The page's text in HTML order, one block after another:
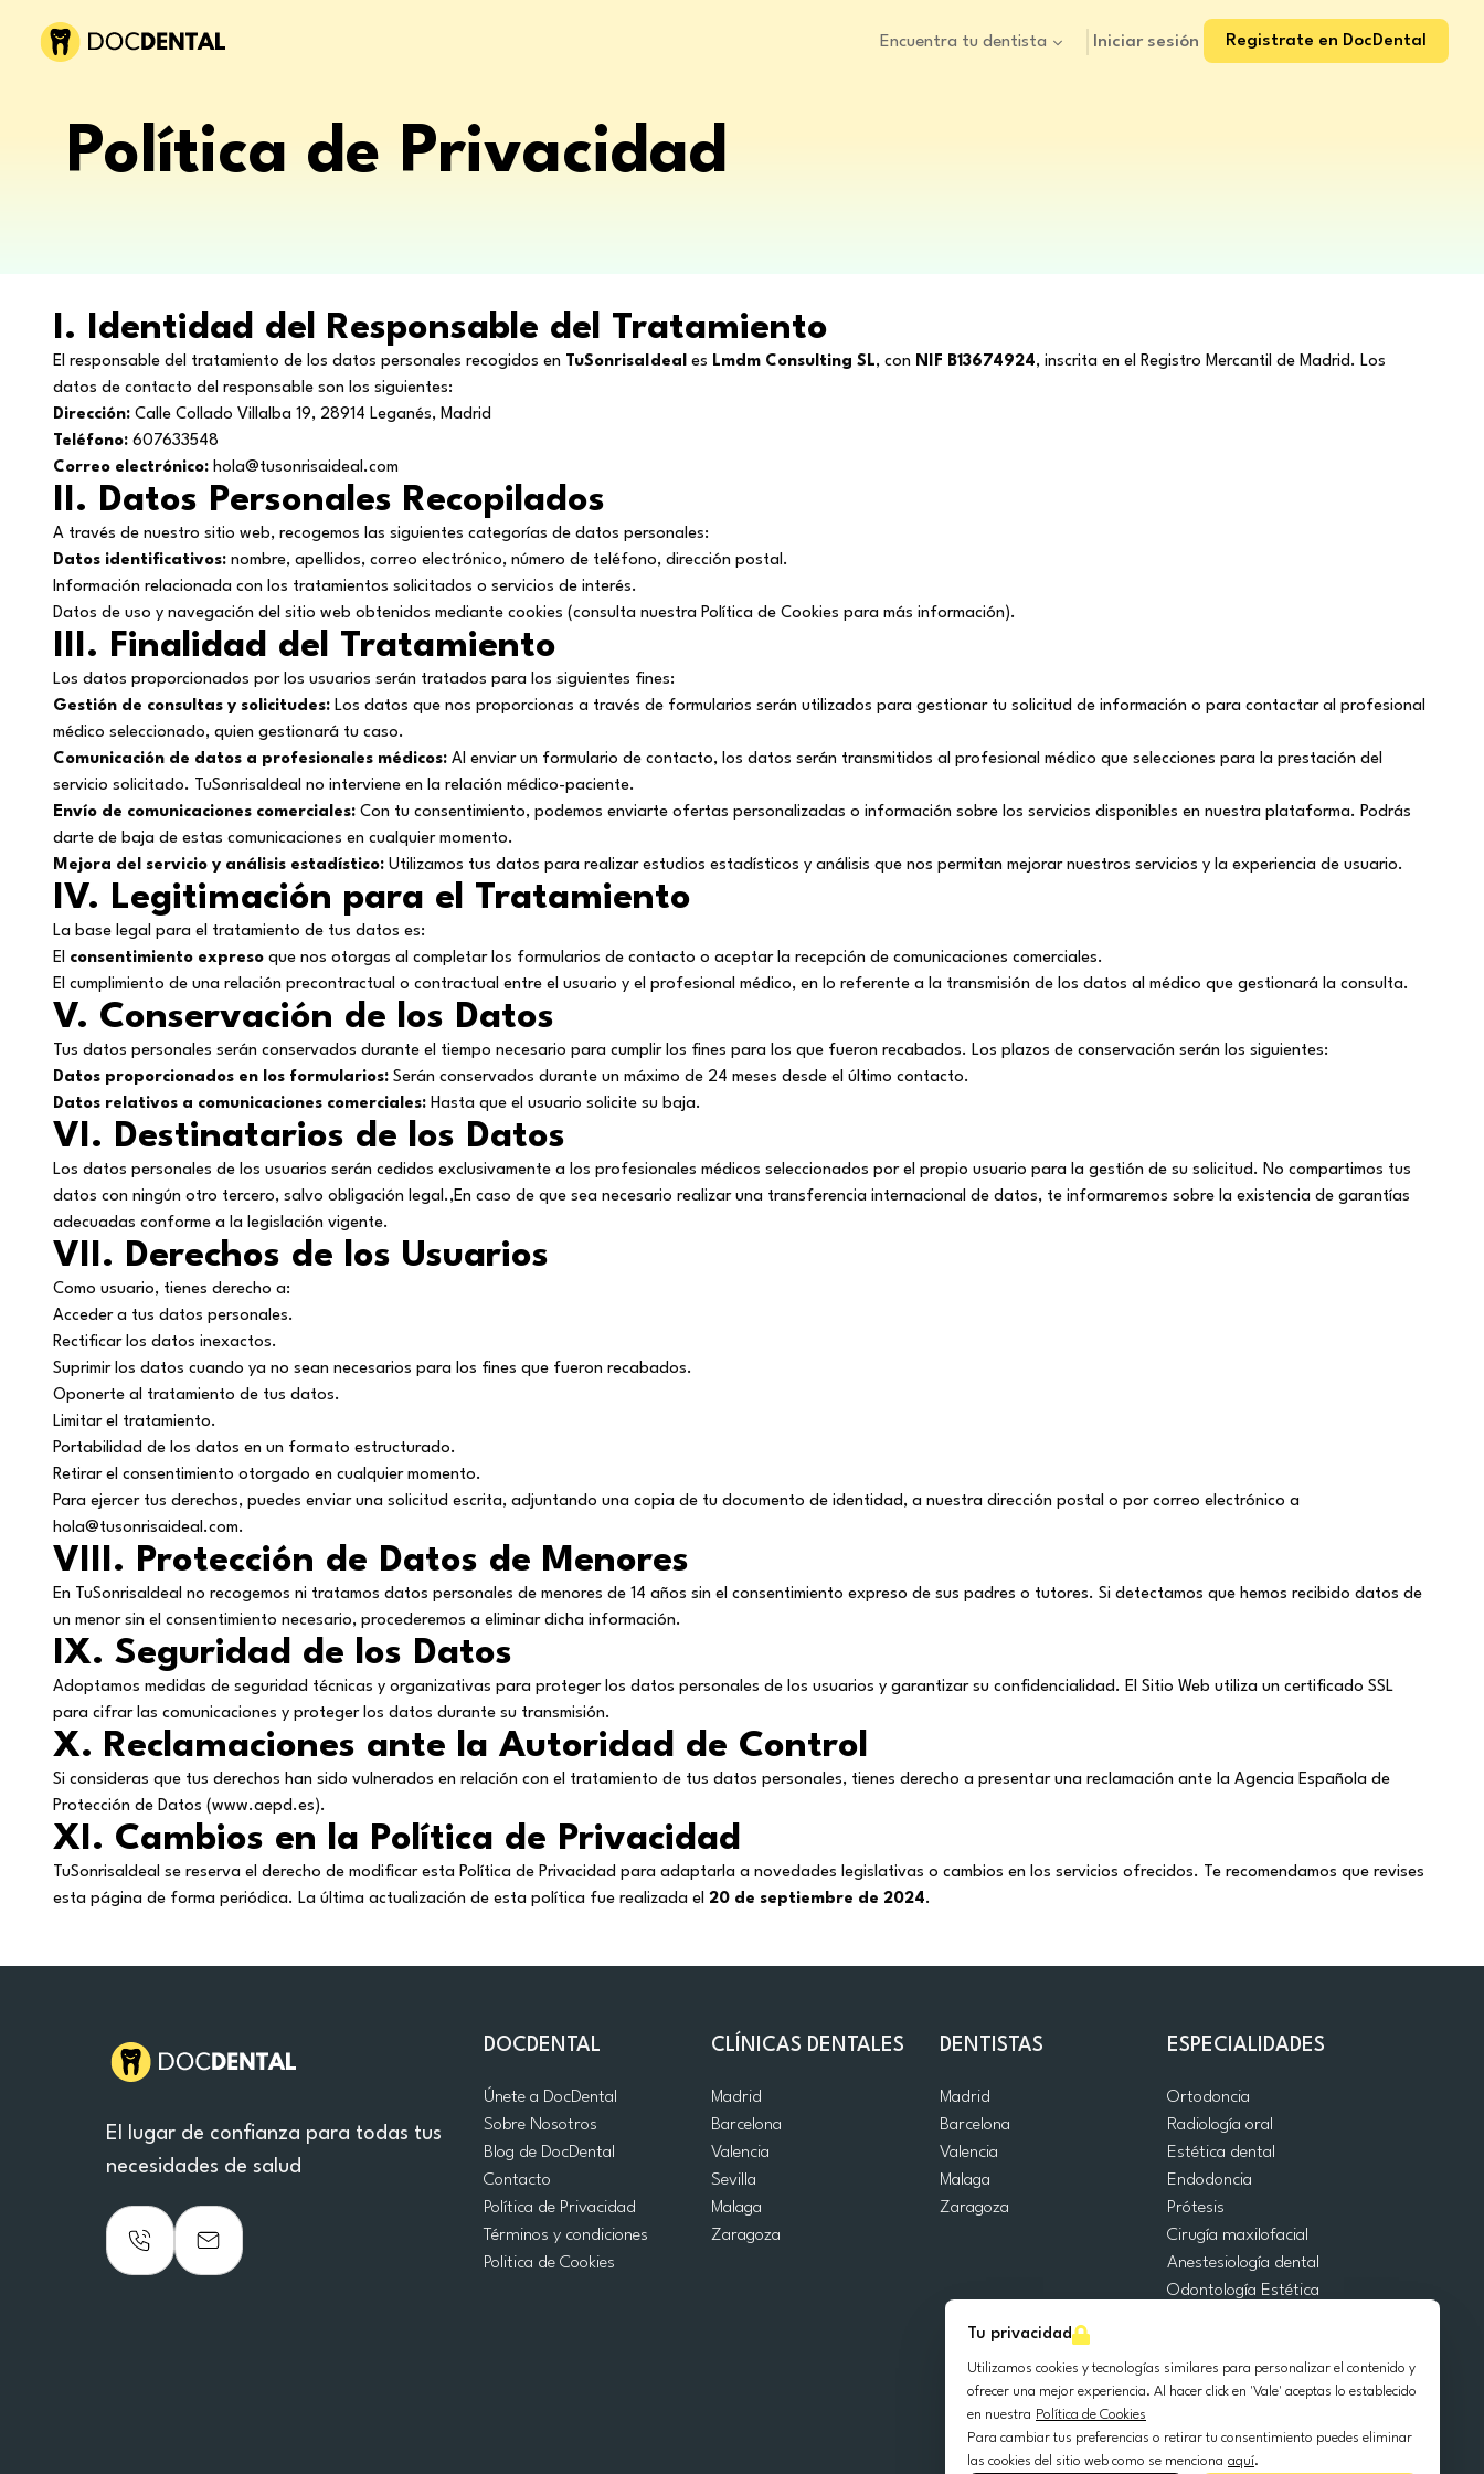
Encuentra tu dentista Iniciar sesión Registrate en DocDental
Tu privacidad
Utilizamos cookies y tecnologías similares para personalizar el contenido y
ofrecer una mejor experiencia. Al hacer click en 'Vale' aceptas lo establecido
en nuestra Política de Cookies
Para cambiar tus preferencias o retirar tu consentimiento puedes eliminar
las cookies del sitio web como se menciona aquí.
Política de Privacidad
I. Identidad del Responsable del Tratamiento
El responsable del tratamiento de los datos personales recogidos en TuSonrisaIdeal es Lmdm Consulting SL, con NIF B13674924, inscrita en el Registro Mercantil de Madrid. Los
datos de contacto del responsable son los siguientes:
Dirección: Calle Collado Villalba 19, 28914 Leganés, Madrid
Teléfono: 607633548
Correo electrónico: hola@tusonrisaideal.com
II. Datos Personales Recopilados
A través de nuestro sitio web, recogemos las siguientes categorías de datos personales:
Datos identificativos: nombre, apellidos, correo electrónico, número de teléfono, dirección postal.
Información relacionada con los tratamientos solicitados o servicios de interés.
Datos de uso y navegación del sitio web obtenidos mediante cookies (consulta nuestra Política de Cookies para más información).
III. Finalidad del Tratamiento
Los datos proporcionados por los usuarios serán tratados para los siguientes fines:
Gestión de consultas y solicitudes: Los datos que nos proporcionas a través de formularios serán utilizados para gestionar tu solicitud de información o para contactar al profesional
médico seleccionado, quien gestionará tu caso.
Comunicación de datos a profesionales médicos: Al enviar un formulario de contacto, los datos serán transmitidos al profesional médico que selecciones para la prestación del
servicio solicitado. TuSonrisaIdeal no interviene en la relación médico-paciente.
Envío de comunicaciones comerciales: Con tu consentimiento, podemos enviarte ofertas personalizadas o información sobre los servicios disponibles en nuestra plataforma. Podrás
darte de baja de estas comunicaciones en cualquier momento.
Mejora del servicio y análisis estadístico: Utilizamos tus datos para realizar estudios estadísticos y análisis que nos permitan mejorar nuestros servicios y la experiencia de usuario.
IV. Legitimación para el Tratamiento
La base legal para el tratamiento de tus datos es:
El consentimiento expreso que nos otorgas al completar los formularios de contacto o aceptar la recepción de comunicaciones comerciales.
El cumplimiento de una relación precontractual o contractual entre el usuario y el profesional médico, en lo referente a la transmisión de los datos al médico que gestionará la consulta.
V. Conservación de los Datos
Tus datos personales serán conservados durante el tiempo necesario para cumplir los fines para los que fueron recabados. Los plazos de conservación serán los siguientes:
Datos proporcionados en los formularios: Serán conservados durante un máximo de 24 meses desde el último contacto.
Datos relativos a comunicaciones comerciales: Hasta que el usuario solicite su baja.
VI. Destinatarios de los Datos
Los datos personales de los usuarios serán cedidos exclusivamente a los profesionales médicos seleccionados por el propio usuario para la gestión de su solicitud. No compartimos tus
datos con ningún otro tercero, salvo obligación legal.,En caso de que sea necesario realizar una transferencia internacional de datos, te informaremos sobre la existencia de garantías
adecuadas conforme a la legislación vigente.
VII. Derechos de los Usuarios
Como usuario, tienes derecho a:
Acceder a tus datos personales.
Rectificar los datos inexactos.
Suprimir los datos cuando ya no sean necesarios para los fines que fueron recabados.
Oponerte al tratamiento de tus datos.
Limitar el tratamiento.
Portabilidad de los datos en un formato estructurado.
Retirar el consentimiento otorgado en cualquier momento.
Para ejercer tus derechos, puedes enviar una solicitud escrita, adjuntando una copia de tu documento de identidad, a nuestra dirección postal o por correo electrónico a
hola@tusonrisaideal.com.
VIII. Protección de Datos de Menores
En TuSonrisaIdeal no recogemos ni tratamos datos personales de menores de 14 años sin el consentimiento expreso de sus padres o tutores. Si detectamos que hemos recibido datos de
un menor sin el consentimiento necesario, procederemos a eliminar dicha información.
IX. Seguridad de los Datos
Adoptamos medidas de seguridad técnicas y organizativas para proteger los datos personales de los usuarios y garantizar su confidencialidad. El Sitio Web utiliza un certificado SSL
para cifrar las comunicaciones y proteger los datos durante su transmisión.
X. Reclamaciones ante la Autoridad de Control
Si consideras que tus derechos han sido vulnerados en relación con el tratamiento de tus datos personales, tienes derecho a presentar una reclamación ante la Agencia Española de
Protección de Datos (www.aepd.es).
XI. Cambios en la Política de Privacidad
TuSonrisaIdeal se reserva el derecho de modificar esta Política de Privacidad para adaptarla a novedades legislativas o cambios en los servicios ofrecidos. Te recomendamos que revises
esta página de forma periódica. La última actualización de esta política fue realizada el 20 de septiembre de 2024.
El lugar de confianza para todas tus
necesidades de salud
DOCDENTAL
Únete a DocDental
Sobre Nosotros
Blog de DocDental
Contacto
Política de Privacidad
Términos y condiciones
Politica de Cookies
CLÍNICAS DENTALES
Madrid
Barcelona
Valencia
Sevilla
Malaga
Zaragoza
DENTISTAS
Madrid
Barcelona
Valencia
Malaga
Zaragoza
ESPECIALIDADES
Ortodoncia
Radiología oral
Estética dental
Endodoncia
Prótesis
Cirugía maxilofacial
Anestesiología dental
Odontología Estética
Odontopediatría
Cirugía Oral
Implantología dental
Periodoncia